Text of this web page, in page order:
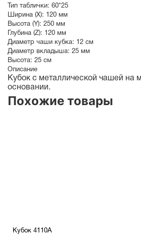
Тип таблички: 60*25
Ширина (X): 120 мм
Высота (Y): 250 мм
Глубина (Z): 120 мм
Диаметр чаши кубка: 12 см
Диаметр вкладыша: 25 мм
Высота: 25 см
Описание
Кубок с металлической чашей на
основании.
Похожие товары
Кубок 4110A